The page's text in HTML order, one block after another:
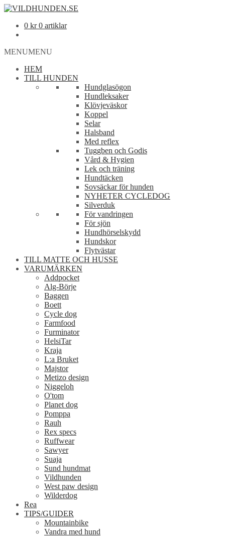
0 kr 0 artiklar
MENUMENU
HEM
TILL HUNDEN
Hundglasögon
Hundleksaker
Klövjeväskor
Koppel
Selar
Halsband
Med reflex
Tuggben och Godis
Vård & Hygien
Lek och träning
Hundtäcken
Sovsäckar för hunden
NYHETER CYCLEDOG
Silverduk
För vandringen
För sjön
Hundhörselskydd
Hundskor
Flytvästar
TILL MATTE OCH HUSSE
VARUMÄRKEN
Addpocket
Alg-Börje
Baggen
Boett
Cycle dog
Farmfood
Furminator
HelsiTar
Kraja
L:a Bruket
Majstor
Metizo design
Niggeloh
O'tom
Planet dog
Pomppa
Rauh
Rex specs
Ruffwear
Sawyer
Suaja
Sund hundmat
Vildhunden
West paw design
Wilderdog
Rea
TIPS/GUIDER
Mountainbike
Vandra med hund